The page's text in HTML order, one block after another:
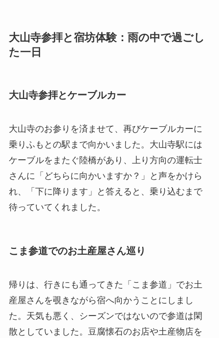
大山寺参拝と宿坊体験：雨の中で過ごし
た一日
大山寺参拝とケーブルカー
大山寺のお参りを済ませて、再びケーブルカーに
乗りふもとの駅まで向かいました。大山寺駅には
ケーブルをまたぐ陸橋があり、上り方向の運転士
さんに「どちらに向かいますか？」と声をかけら
れ、「下に降ります」と答えると、乗り込むまで
待っていてくれました。
こま参道でのお土産屋さん巡り
帰りは、行きにも通ってきた「こま参道」でお土
産屋さんを覗きながら宿へ向かうことにしまし
た。天気も悪く、シーズンではないので参道は閑
散としていました。豆腐懐石のお店や土産物店を